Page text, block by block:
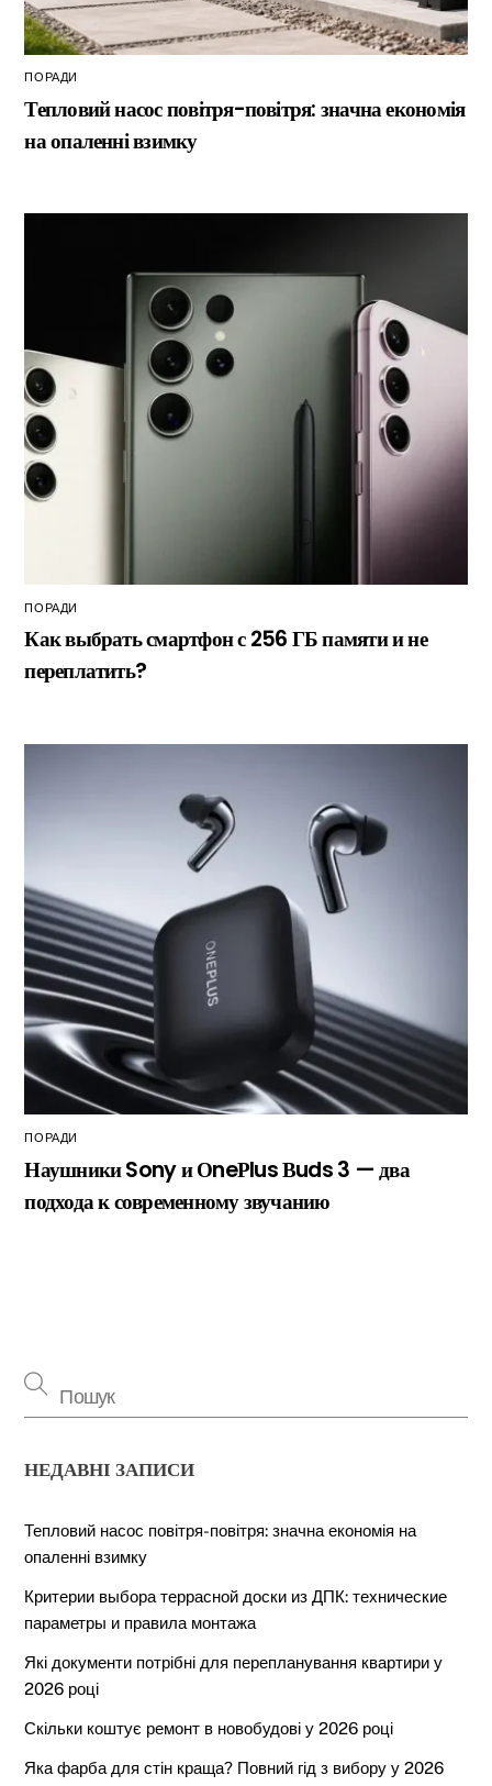
ПОРАДИ
Тепловий насос повітря-повітря: значна економія
на опаленні взимку
ПОРАДИ
Как выбрать смартфон с 256 ГБ памяти и не
переплатить?
ПОРАДИ
Наушники Sony и ОneРlus Вuds 3 — два
подхода к современному звучанию
НЕДАВНІ ЗАПИСИ
Тепловий насос повітря-повітря: значна економія на
опаленні взимку
Критерии выбора террасной доски из ДПК: технические
параметры и правила монтажа
Які документи потрібні для перепланування квартири у
2026 році
Скільки коштує ремонт в новобудові у 2026 році
Яка фарба для стін краща? Повний гід з вибору у 2026